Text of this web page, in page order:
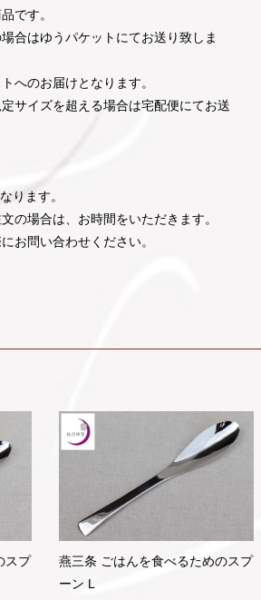
です。
合はゆうパケットにてお送り致しま
へのお届けとなります。
サイズを超える場合は宅配便にてお送
ります。
の場合は、お時間をいただきます。
お問い合わせください。
スプ
燕三条 ごはんを食べるためのスプ
ーン L